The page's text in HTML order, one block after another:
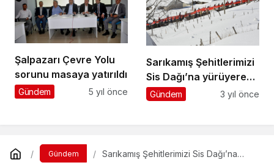
Şalpazarı Çevre Yolu
sorunu masaya yatırıldı
Gündem 5 yıl önce
Sarıkamış Şehitlerimizi
Sis Dağı’na yürüyerek
andık
Gündem 3 yıl önce
Gündem
Sarıkamış Şehitlerimizi Sis Dağı’na